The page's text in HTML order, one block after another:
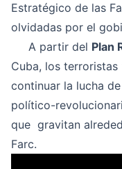
Estratégico de las
olvidadas por el
A partir del Plan
Cuba, los terroristas
continuar la lucha
político-
que gravitan
Farc.